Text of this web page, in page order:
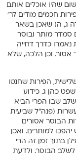
שהיו אוכלים אותם
חכמים מודים לר’
ג, ה) שאכן בשאר
סמדר מותר ובוסר
כדרך דחייה
אסור. וכן הלכה, שלא
הפירות שחנטו
כהן ג. כידוע
שבו הפרי הביא
(פנה”ל שביעית
הבוסר אסורים
למותרים. ואכן
בתוך זמן זה הרי
לשלב הבוסר. ולדעת